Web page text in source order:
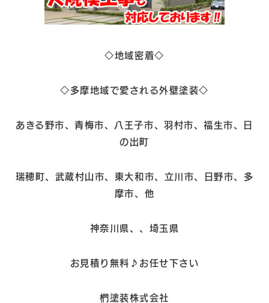
◇地域密着◇
◇多摩地域で愛される外壁塗装◇
あきる野市、青梅市、八王子市、羽村市、福生市、日
の出町
瑞穂町、武蔵村山市、東大和市、立川市、日野市、多
摩市、他
神奈川県、、埼玉県
お見積り無料♪お任せ下さい
椚塗装株式会社